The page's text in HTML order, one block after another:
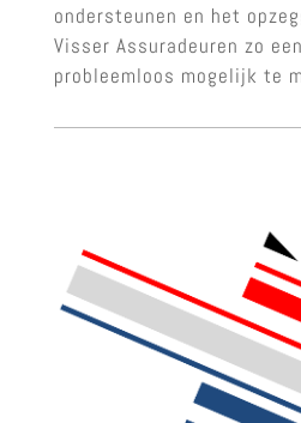
ondersteunen en het
Visser Assuradeuren zo
probleemloos mogelijk te